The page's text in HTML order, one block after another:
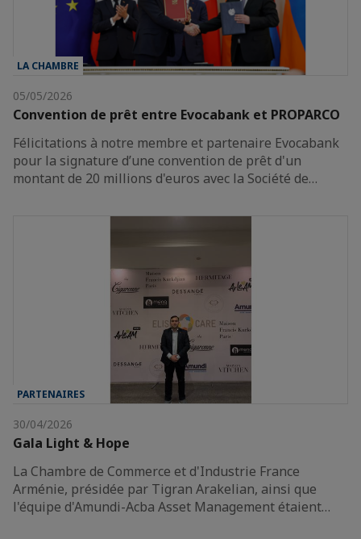
LA CHAMBRE
05/05/2026
Convention de prêt entre Evocabank et PROPARCO
Félicitations à notre membre et partenaire Evocabank
pour la signature d’une convention de prêt d'un
montant de 20 millions d'euros avec la Société de…
PARTENAIRES
30/04/2026
Gala Light & Hope
La Chambre de Commerce et d'Industrie France
Arménie, présidée par Tigran Arakelian, ainsi que
l'équipe d'Amundi-Acba Asset Management étaient…